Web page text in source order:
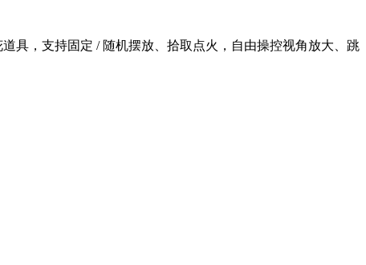
具，支持固定 / 随机摆放、拾取点火，自由操控视角放大、跳